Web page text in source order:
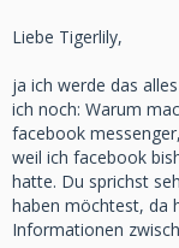
Liebe Tigerlily,
ja ich werde das
ich noch: Warum
facebook
weil ich facebook
hatte. Du sprichst
haben möchtest, da
Informationen